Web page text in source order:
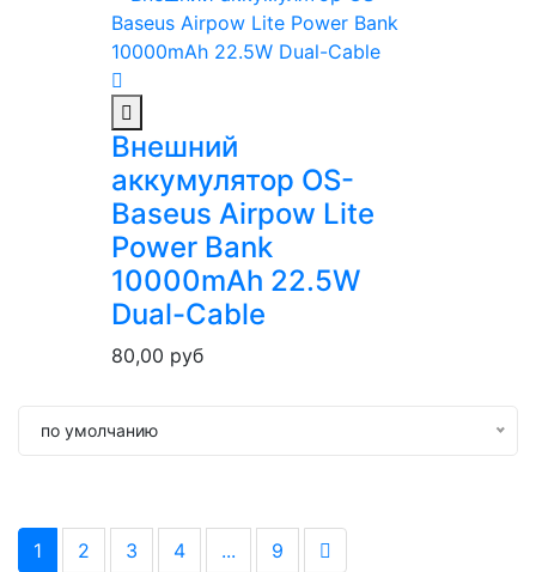
Внешний
аккумулятор OS-
Baseus Airpow Lite
Power Bank
10000mAh 22.5W
Dual-Cable
80,00 руб
по умолчанию
1 2 3 4 ... 9